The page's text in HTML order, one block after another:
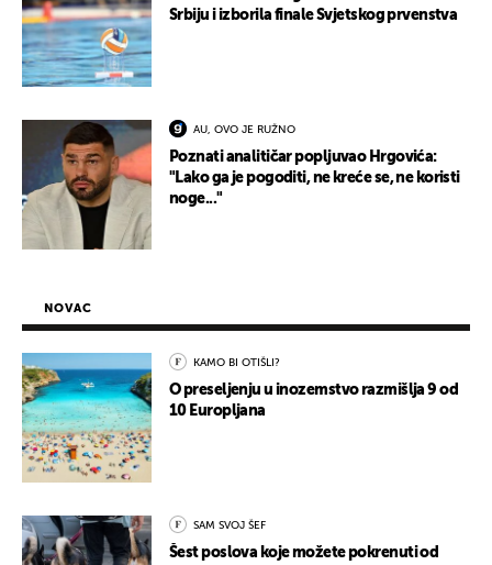
Srbiju i izborila finale Svjetskog prvenstva
AU, OVO JE RUŽNO
Poznati analitičar popljuvao Hrgovića:
"Lako ga je pogoditi, ne kreće se, ne koristi
noge..."
NOVAC
KAMO BI OTIŠLI?
O preseljenju u inozemstvo razmišlja 9 od
10 Europljana
SAM SVOJ ŠEF
Šest poslova koje možete pokrenuti od